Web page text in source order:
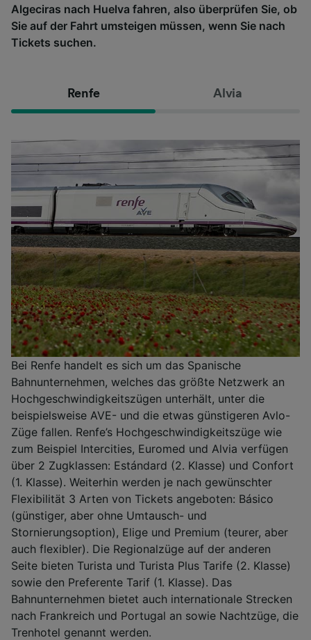
Algeciras nach Huelva fahren, also überprüfen Sie, ob
Sie auf der Fahrt umsteigen müssen, wenn Sie nach
Tickets suchen.
Renfe Alvia
Bei Renfe handelt es sich um das Spanische
Bahnunternehmen, welches das größte Netzwerk an
Hochgeschwindigkeitszügen unterhält, unter die
beispielsweise AVE- und die etwas günstigeren Avlo-
Züge fallen. Renfe’s Hochgeschwindigkeitszüge wie
zum Beispiel Intercities, Euromed und Alvia verfügen
über 2 Zugklassen: Estándard (2. Klasse) und Confort
(1. Klasse). Weiterhin werden je nach gewünschter
Flexibilität 3 Arten von Tickets angeboten: Básico
(günstiger, aber ohne Umtausch- und
Stornierungsoption), Elige und Premium (teurer, aber
auch flexibler). Die Regionalzüge auf der anderen
Seite bieten Turista und Turista Plus Tarife (2. Klasse)
sowie den Preferente Tarif (1. Klasse). Das
Bahnunternehmen bietet auch internationale Strecken
nach Frankreich und Portugal an sowie Nachtzüge, die
Trenhotel genannt werden.